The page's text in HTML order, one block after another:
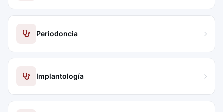
Periodoncia
Implantología